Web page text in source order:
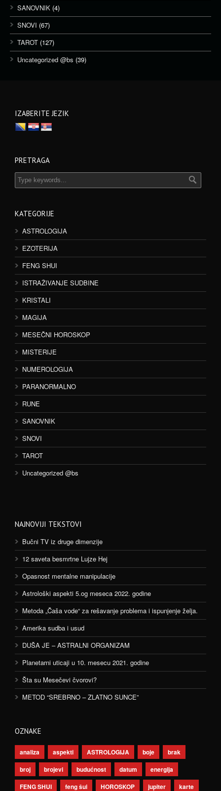
SANOVNIK (4)
SNOVI (67)
TAROT (127)
Uncategorized @bs (39)
IZABERITE JEZIK
PRETRAGA
KATEGORIJE
ASTROLOGIJA
EZOTERIJA
FENG SHUI
ISTRAŽIVANJE SUDBINE
KRISTALI
MAGIJA
MESEČNI HOROSKOP
MISTERIJE
NUMEROLOGIJA
PARANORMALNO
RUNE
SANOVNIK
SNOVI
TAROT
Uncategorized @bs
NAJNOVIJI TEKSTOVI
Bučni TV iz druge dimenzije
12 saveta besmrtne Lujze Hej
Opasnost mentalne manipulacije
Astrološki aspekti 5.og meseca 2022. godine
Metoda „Čaša vode“ za rešavanje problema i ispunjenje želja.
Amerika sudba i usud
DUŠA JE – ASTRALNI ORGANIZAM
Planetarni uticaji u 10. mesecu 2021. godine
Šta su Mesečevi čvorovi?
METOD “SREBRNO – ZLATNO SUNCE”
OZNAKE
analiza aspekti ASTROLOGIJA boje
brak
broj
brojevi budućnost datum
energija
FENG SHUI
feng šui HOROSKOP jupiter karte